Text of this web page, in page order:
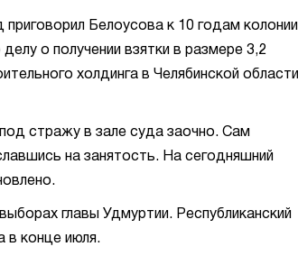
Белоусова к 10 годам колонии
о получении взятки в размере 3,2
холдинга в Челябинской области
стражу в зале суда заочно. Сам
на занятость. На сегодняшний
главы Удмуртии. Республиканский
в конце июля.